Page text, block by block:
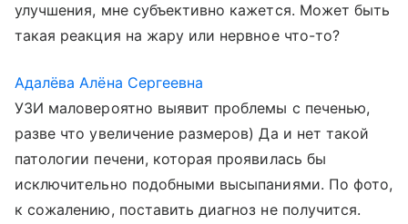
улучшения, мне субъективно кажется. Может быть
такая реакция на жару или нервное что-то?
Адалёва Алёна Сергеевна
УЗИ маловероятно выявит проблемы с печенью,
разве что увеличение размеров) Да и нет такой
патологии печени, которая проявилась бы
исключительно подобными высыпаниями. По фото,
к сожалению, поставить диагноз не получится.